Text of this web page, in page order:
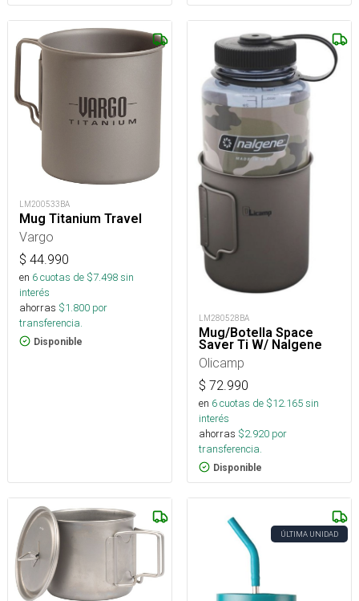
LM200533BA
Mug Titanium Travel
Vargo
$ 44.990
en 6cuotas de $7.498sin
interés
ahorras $1.800 por
transferencia.
Disponible
LM280528BA
Mug/Botella Space
Saver Ti W/ Nalgene
Olicamp
$ 72.990
en 6cuotas de $12.165sin
interés
ahorras $2.920 por
transferencia.
Disponible
ÚLTIMA UNIDAD